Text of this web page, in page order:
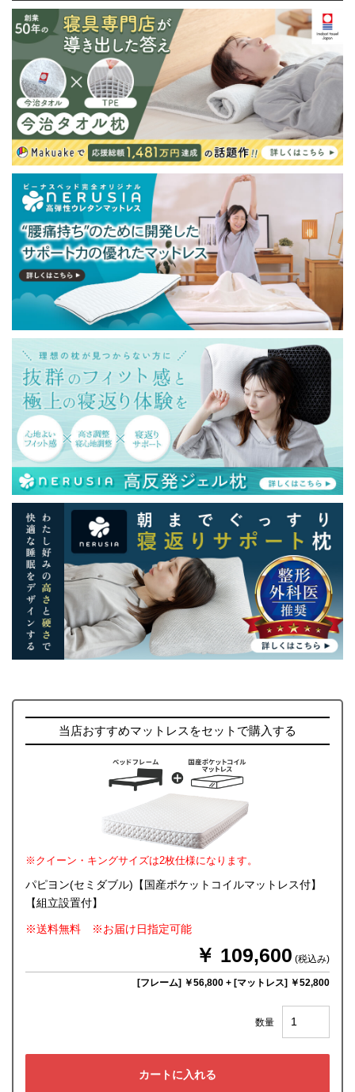
・配送日指定OK！
※北海道・沖縄・離島等一部地域へのお届けは別途送料
が発生する場合がございます。また発送予定も変更にな
る場合があります。
当店おすすめマットレスをセットで購入する
※クイーン・キングサイズは2枚仕様になります。
パピヨン(セミダブル)【国産ポケットコイルマットレス付】
【組立設置付】
※送料無料 ※お届け日指定可能
￥ 109,600 (税込み)
[フレーム] ￥56,800 + [マットレス] ￥52,800
数量